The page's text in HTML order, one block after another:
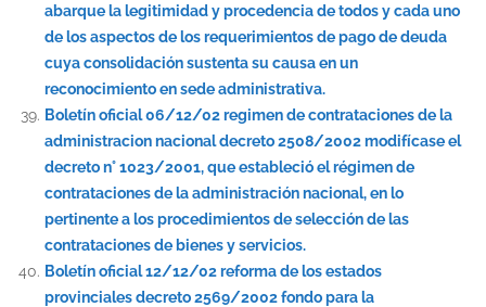
abarque la legitimidad y procedencia de todos y cada uno
de los aspectos de los requerimientos de pago de deuda
cuya consolidación sustenta su causa en un
reconocimiento en sede administrativa.
Boletín oficial 06/12/02 regimen de contrataciones de la
administracion nacional decreto 2508/2002 modifícase el
decreto n° 1023/2001, que estableció el régimen de
contrataciones de la administración nacional, en lo
pertinente a los procedimientos de selección de las
contrataciones de bienes y servicios.
Boletín oficial 12/12/02 reforma de los estados
provinciales decreto 2569/2002 fondo para la